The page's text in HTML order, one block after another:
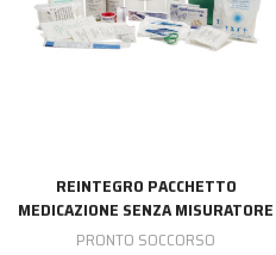
REINTEGRO PACCHETTO
MEDICAZIONE SENZA MISURATORE
PRONTO SOCCORSO